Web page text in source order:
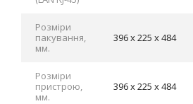
Розміри
пакування,
мм.
396 x 225 x 484
Розміри
пристрою,
мм.
396 x 225 x 484